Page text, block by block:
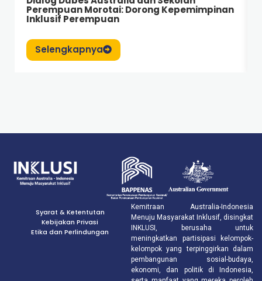
Perempuan Morotai: Dorong Kepemimpinan
Inklusif Perempuan
Selengkapnya
Syarat & Ketentutan
Kebijakan Privasi
Etika dan Perlindungan
Kemitraan Australia-Indonesia
Menuju Masyarakat Inklusif, disingkat
INKLUSI, berusaha untuk
meningkatkan partisipasi kelompok-
kelompok yang terpinggirkan dalam
pembangunan sosial-budaya,
ekonomi, dan politik di Indonesia,